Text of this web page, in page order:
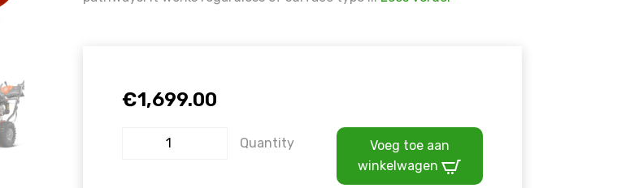
€1,699.00
Quantity
Voeg toe aan
winkelwagen